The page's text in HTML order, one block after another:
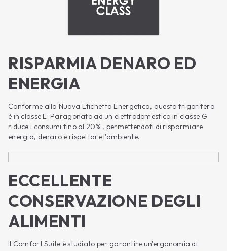
RISPARMIA DENARO ED
ENERGIA
Conforme alla Nuova Etichetta Energetica, questo frigorifero
è in classe E. Paragonato ad un elettrodomestico in classe G
riduce i consumi fino al 20% , permettendoti di risparmiare
energia, denaro e rispettare l'ambiente.
ECCELLENTE
CONSERVAZIONE DEGLI
ALIMENTI
Il Comfort Suite è studiato per garantire un'ergonomia di